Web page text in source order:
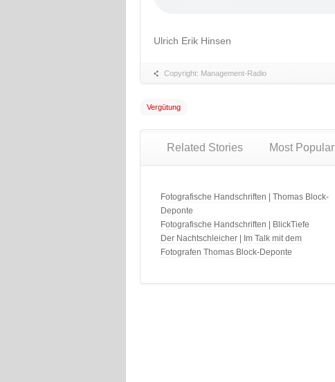
Ulrich Erik Hinsen
Copyright: Management-Radio
Vergütung
Related Stories Most Popular
Fotografische Handschriften | Thomas Block-
Deponte
Fotografische Handschriften | BlickTiefe
Der Nachtschleicher | Im Talk mit dem
Fotografen Thomas Block-Deponte